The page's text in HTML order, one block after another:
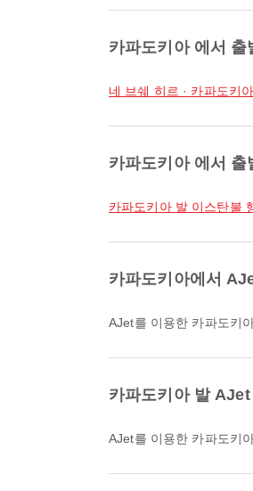
카파도키아 에서
네 브쉐 히르 · 카파도
카파도키아 에서
카파도키아 발 이스탄불
카파도키아에서
AJet를 이용한 카파도
카파도키아 발
AJet를 이용한 카파도